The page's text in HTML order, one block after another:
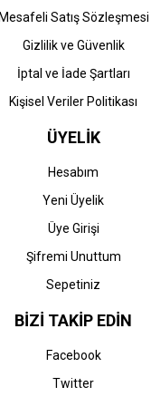
Mesafeli Satış Sözleşmesi
Gizlilik ve Güvenlik
İptal ve İade Şartları
Kişisel Veriler Politikası
ÜYELİK
Hesabım
Yeni Üyelik
Üye Girişi
Şifremi Unuttum
Sepetiniz
BİZİ TAKİP EDİN
Facebook
Twitter